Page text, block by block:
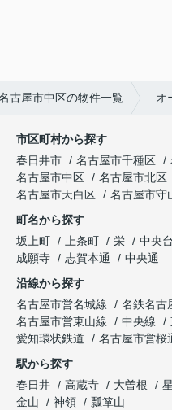
古屋市中区の物件一覧 オ
市区町村から探す
春日井市
名古屋市千種区
名古屋市中区
名古屋市北区
名古屋市天白区
名古屋市守
町名から探す
坂上町
上条町 栄 中央台
成願寺
志賀本通
中央通
沿線から探す
名古屋市営名城線
名鉄名古
名古屋市営東山線
中央線
愛知環状鉄道
名古屋市営桜
駅から探す
春日井
高蔵寺 大曽根
金山
神領 瓢箪山